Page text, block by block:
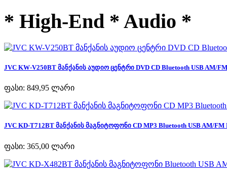
* High-End * Audio *
JVC KW-V250BT მანქანის აუდიო ცენტრი DVD CD Bluetooth USB AM/
ფასი: 849,95 ლარი
JVC KD-T712BT მანქანის მაგნიტოფონი CD MP3 Bluetooth USB AM/FM
ფასი: 365,00 ლარი